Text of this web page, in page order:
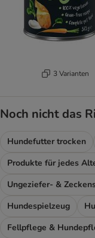
3 Varianten
Noch nicht das
Hundefutter trocken
Produkte für jedes
Ungeziefer- &
Hundespielzeug